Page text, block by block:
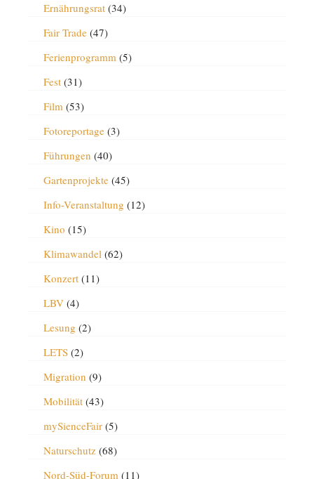
Ernährungsrat(34)
Fair Trade(47)
Ferienprogramm(5)
Fest(31)
Film(53)
Fotoreportage(3)
Führungen (40)
Gartenprojekte(45)
Info-Veranstaltung (12)
Kino (15)
Klimawandel(62)
Konzert(11)
LBV(4)
Lesung (2)
LETS(2)
Migration (9)
Mobilität(43)
mySienceFair(5)
Naturschutz(68)
Nord-Süd-Forum(11)